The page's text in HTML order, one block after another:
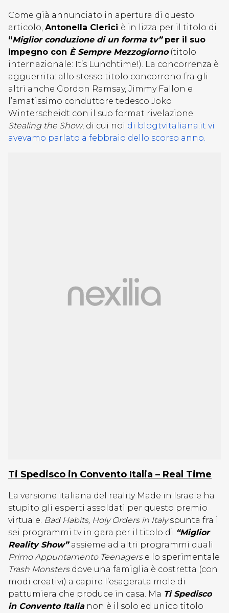
Come già annunciato in apertura di questo
articolo, Antonella Clerici è in lizza per il titolo di
“Miglior conduzione di un forma tv”per il suo
impegno con È Sempre Mezzogiorno (titolo
internazionale: It’s Lunchtime!). La concorrenza è
agguerrita: allo stesso titolo concorrono fra gli
altri anche Gordon Ramsay, Jimmy Fallon e
l’amatissimo conduttore tedesco Joko
Winterscheidt con il suo format rivelazione
Stealing the Show, di cui noi di blogtvitaliana.it vi
avevamo parlato a febbraio dello scorso anno.
Ti Spedisco in Convento Italia – Real Time
La versione italiana del reality Made in Israele ha
stupito gli esperti assoldati per questo premio
virtuale. Bad Habits, Holy Orders in Italyspunta fra i
sei programmi tv in gara per il titolo di “Miglior
Reality Show” assieme ad altri programmi quali
Primo Appuntamento Teenagerse lo sperimentale
Trash Monstersdove una famiglia è costretta (con
modi creativi) a capire l’esagerata mole di
pattumiera che produce in casa. Ma Ti Spedisco
in Convento Italianon è il solo ed unico titolo